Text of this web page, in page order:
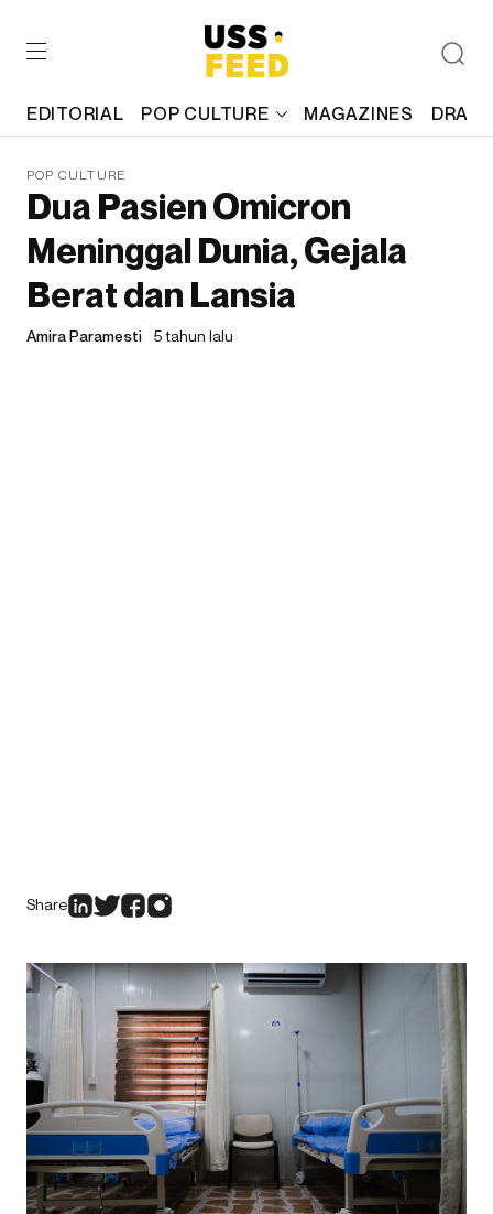
EDITORIAL POP CULTURE MAGAZINES
POP CULTURE
Dua Pasien Omicron
Meninggal Dunia, Gejala
Berat dan Lansia
Amira Paramesti 5 tahun lalu
Share